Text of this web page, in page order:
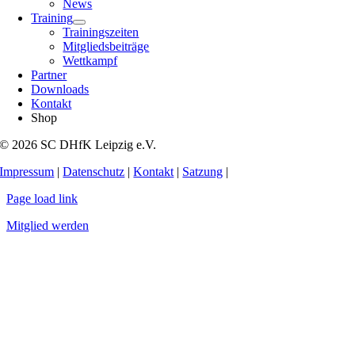
News
Training
Trainingszeiten
Mitgliedsbeiträge
Wettkampf
Partner
Downloads
Kontakt
Shop
© 2026 SC DHfK Leipzig e.V.
Impressum |Datenschutz |Kontakt | Satzung |
Page load link
Mitglied werden